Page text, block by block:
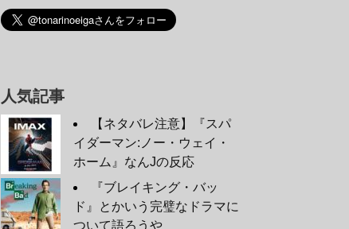
人気記事
【ネタバレ注意】『スパ
イダーマン:ノー・ウェイ・
ホーム』なんJの反応
『ブレイキング・バッ
ド』とかいう完璧なドラマに
ついて語ろうや